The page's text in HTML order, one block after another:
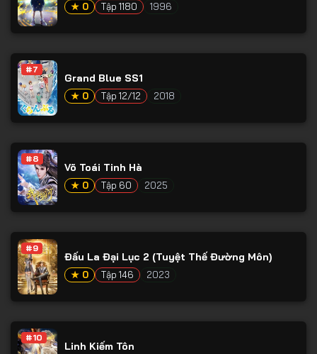
★ 0 Tập 1180 1996
#7
Grand Blue SS1
★ 0 Tập 12/12 2018
#8
Võ Toái Tinh Hà
★ 0 Tập 60 2025
#9
Đấu La Đại Lục 2 (Tuyệt Thế Đường Môn)
★ 0 Tập 146 2023
#10
Linh Kiếm Tôn